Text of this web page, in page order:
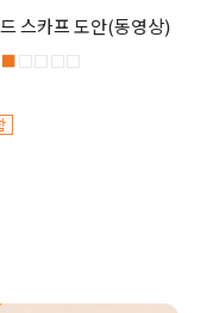
스카프 도안(동영상)
□□□□